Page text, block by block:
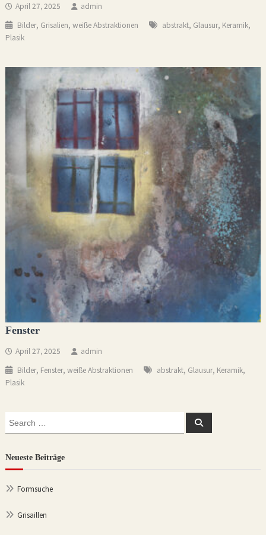
April 27, 2025
admin
Bilder, Grisalien, weiße Abstraktionen abstrakt, Glausur, Keramik,
Plasik
Fenster
April 27, 2025
admin
Bilder, Fenster, weiße Abstraktionen abstrakt, Glausur, Keramik,
Plasik
Search
for:
Search
Neueste Beiträge
Formsuche
Grisaillen